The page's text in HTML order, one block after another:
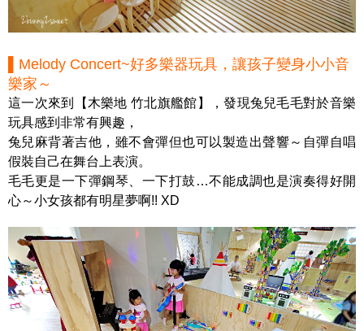
▌Melody Concert~好多樂器玩具，讓孩子變身小小音
樂家～
這一次來到【木樂地 竹北旗艦館】，發現兔兒毛毛對於音樂
玩具感到非常有興趣，
兔兒麻背著吉他，雖不會彈但也可以製造出聲響～自彈自唱
假裝自己在舞台上表演。
毛毛更是一下彈鋼琴、一下打鼓…不能成調也是演奏得好開
心～小女孩都有明星夢啊!! XD